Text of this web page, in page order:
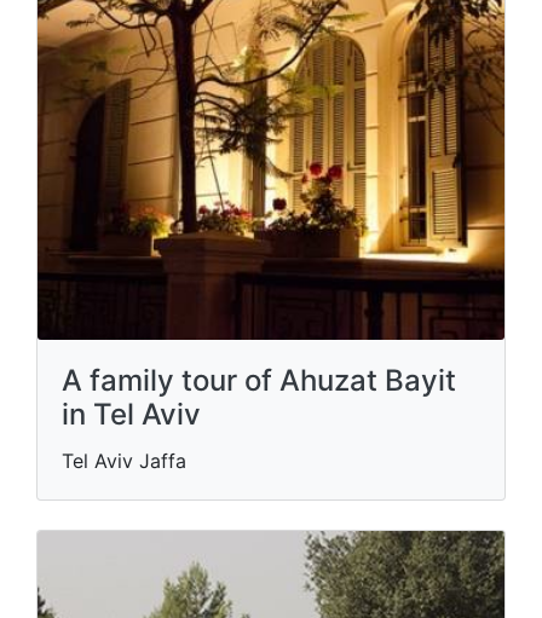
A family tour of Ahuzat Bayit
in Tel Aviv
Tel Aviv Jaffa